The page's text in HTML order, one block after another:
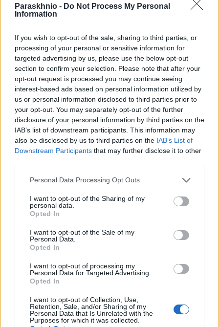
Paraskhnio - Do Not Process My Personal
Information
If you wish to opt-out of the sale, sharing to third parties, or
processing of your personal or sensitive information for
targeted advertising by us, please use the below opt-out
section to confirm your selection. Please note that after your
opt-out request is processed you may continue seeing
interest-based ads based on personal information utilized by
us or personal information disclosed to third parties prior to
your opt-out. You may separately opt-out of the further
disclosure of your personal information by third parties on the
IAB’s list of downstream participants. This information may
also be disclosed by us to third parties on the IAB’s List of
Downstream Participants that may further disclose it to other
Please note that this website/app uses one or more Google
not limited to your visit or usage behaviour. You may click to
grant or deny consent to Google and its third-party tags to
use your data for below specified purposes in below Google
consent section.
Personal Data Processing Opt Outs
I want to opt-out of the Sharing of my
personal data.
Opted In
I want to opt-out of the Sale of my
Personal Data.
Opted In
I want to opt-out of processing my
Personal Data for Targeted Advertising.
Opted In
I want to opt-out of Collection, Use,
Retention, Sale, and/or Sharing of my
Personal Data that Is Unrelated with the
Purposes for which it was collected.
προσκήνιο το Κυπριακό, υπογραμμίζοντας ότι η αναζήτηση
δικαιοσύνης και η αναγνώριση των θυμάτων αποτελούν
αναπόσπαστο μέρος της ιστορικής μνήμης και της
υπεράσπισης των ανθρωπίνων δικαιωμάτων.
γυναίκες Ευρωκοινοβούλιο θύματα Κύπρος
σεξουαλική κακοποίηση τουρκική εισβολή
ΠΡΟΗΓΟΎΜΕΝΟ ΆΡΘΡΟ
Έντονη αντιπαράθεση
Χατζηβασιλείου –
Νταβούτογλου για το
Κυπριακό: «Πρόκειται για
ΕΠΌΜΕΝΟ ΆΡΘΡΟ
«μπλοκάρουν» την πώληση F-
dkatsamadou